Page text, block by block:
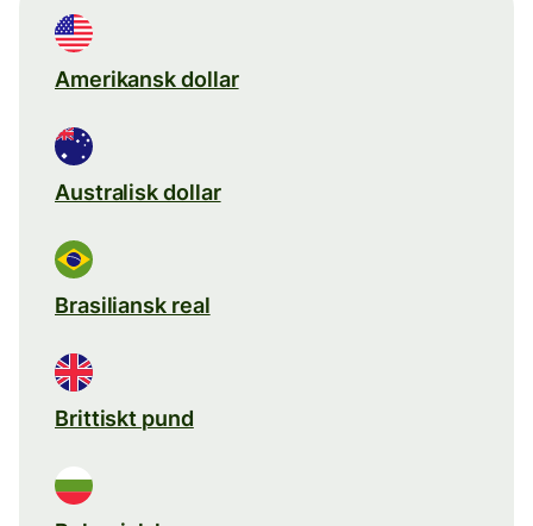
Amerikansk dollar
Australisk dollar
Brasiliansk real
Brittiskt pund